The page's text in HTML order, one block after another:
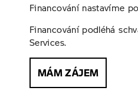
Financování nastavíme
Financování podléhá
Services.
MÁM ZÁJEM